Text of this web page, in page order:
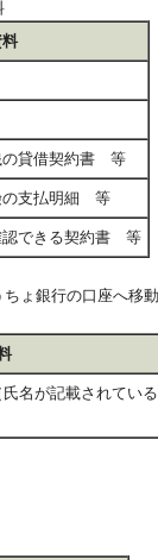
の貸借契約書 等
の支払明細 等
認できる契約書 等
ょ銀行の口座へ移
名が記載されてい